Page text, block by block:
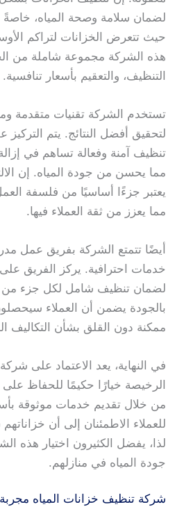
لضمان سلامة وصحة المياه،
حيث تتعرض الخزانات لتراكم
هذه الشركة مجموعة شاملة من
التنظيف، والتعقيم بأسعار تنافسية.
تستخدم الشركة تقنيات متقدمة
لتحقيق أفضل النتائج. يتم
تنظيف آمنة وفعالة تساهم في إزالة
مما يحسن من جودة المياه. إن
يعتبر جزءًا أساسيًا من فلسفة
مما يعزز من ثقة العملاء فيها.
أيضًا تتمتع الشركة بفريق عمل
خدمات احترافية. يركز الفريق على
لضمان تنظيف شامل لكل جزء من
بالجودة يضمن أن العملاء
ممكنة دون القلق بشأن التكاليف
في النهاية، يعد الاعتماد على
الرخيصة خيارًا حكيمًا للحفاظ
من خلال تقديم خدمات موثوقة
للعملاء الاطمئنان إلى أن
لذا، يفضل الكثيرون اختيار هذه
جودة المياه في منازلهم.
شركة تنظيف خزانات المياه